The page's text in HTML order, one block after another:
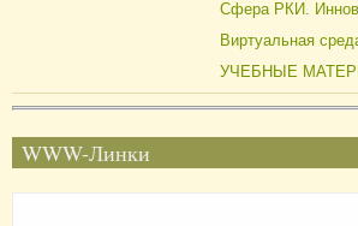
Сфера РКИ.
Виртуальная
УЧЕБНЫЕ
WWW-Линки